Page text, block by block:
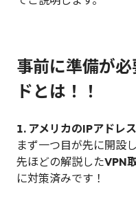
事前に準備が
ドとは！！
1. アメリカのIPアドレス
まず一つ目が先に開設
先ほどの解説したVPN
に対策済みです！